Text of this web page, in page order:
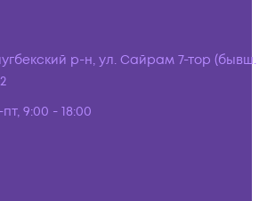
р-н, ул. Сайрам 7-тор (бывш.
9:00 - 18:00